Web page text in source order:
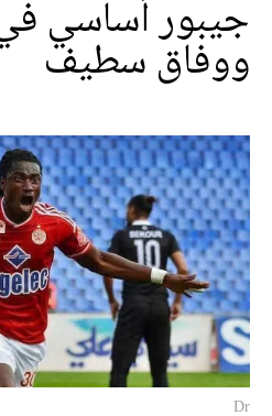
جيبور أساسي في
ووفاق سطيف
Dr